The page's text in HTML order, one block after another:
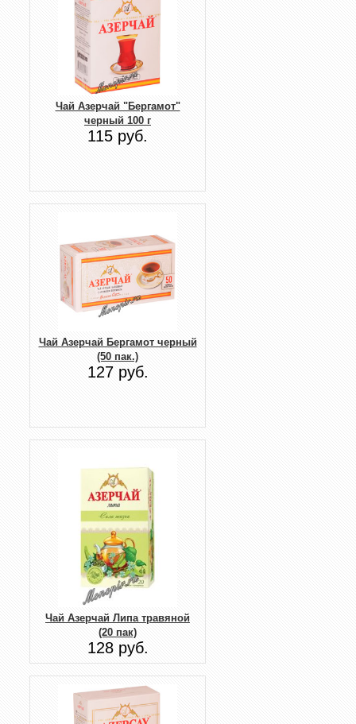
Чай Азерчай "Бергамот"
черный 100 г
115 руб.
Чай Азерчай Бергамот черный
(50 пак.)
127 руб.
Чай Азерчай Липа травяной
(20 пак)
128 руб.